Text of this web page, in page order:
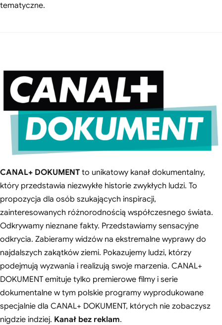
tematyczne.
CANAL+ DOKUMENT to unikatowy kanał dokumentalny,
który przedstawia niezwykłe historie zwykłych ludzi. To
propozycja dla osób szukających inspiracji,
zainteresowanych różnorodnością współczesnego świata.
Odkrywamy nieznane fakty. Przedstawiamy sensacyjne
odkrycia. Zabieramy widzów na ekstremalne wyprawy do
najdalszych zakątków ziemi. Pokazujemy ludzi, którzy
podejmują wyzwania i realizują swoje marzenia. CANAL+
DOKUMENT emituje tylko premierowe filmy i serie
dokumentalne w tym polskie programy wyprodukowane
specjalnie dla CANAL+ DOKUMENT, których nie zobaczysz
nigdzie indziej. Kanał bez reklam.